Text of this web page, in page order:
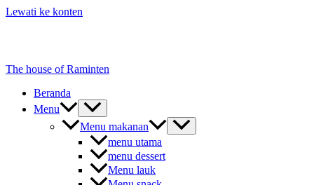
Lewati ke konten
The house of Raminten
Beranda
Menu
Menu makanan
menu utama
menu dessert
Menu lauk